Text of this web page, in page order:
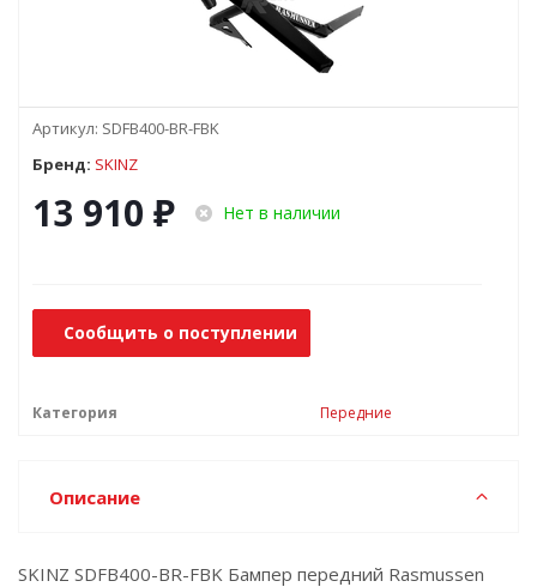
Артикул: SDFB400-BR-FBK
Бренд: SKINZ
13 910 ₽ Нет в наличии
Сообщить о поступлении
Категория Передние
Описание
SKINZ SDFB400-BR-FBK Бампер передний Rasmussen